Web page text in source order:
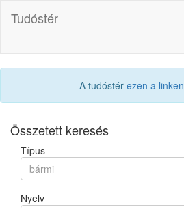
Tudóstér
A tudóstér ezen a linken
Összetett keresés
Típus
bármi
Nyelv